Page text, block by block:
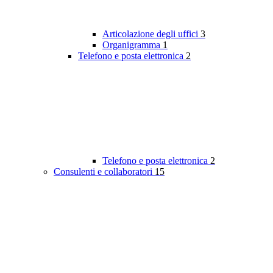
Articolazione degli uffici 3
Organigramma 1
Telefono e posta elettronica 2
Telefono e posta elettronica 2
Consulenti e collaboratori 15